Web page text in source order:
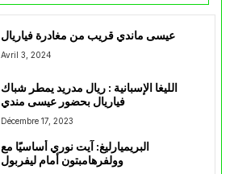
عيسى ماندي قريب من مغادرة فياريال
Avril 3, 2024
الليغا الإسبانية : ريال مدريد يمطر شباك
فياريال بحضور عيسى مندي
Décembre 17, 2023
البريميارليغ: آيت نوري أساسيًا مع
وولفرهامبتون أمام ليفربول